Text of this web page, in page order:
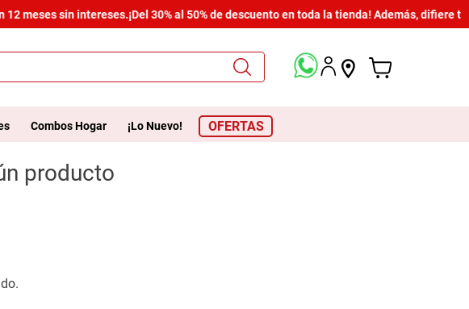
meses sin intereses.¡Del 30% al 50% de descuento en toda la tienda! Además, difiere
Combos Hogar ¡Lo Nuevo! OFERTAS
producto